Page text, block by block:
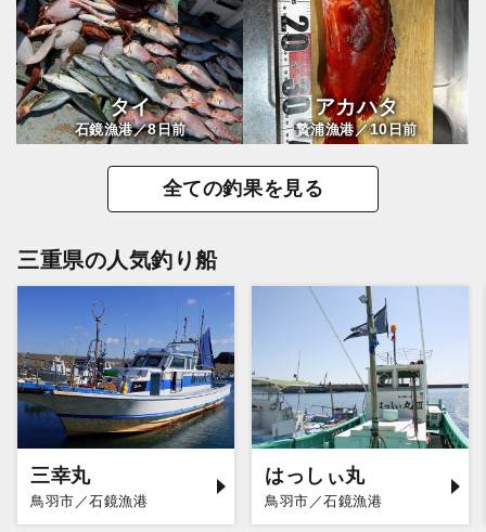
タイ
石鏡漁港／8日前
アカハタ
贄浦漁港／10日前
全ての釣果を見る
三重県の人気釣り船
三幸丸
鳥羽市／石鏡漁港
はっしぃ丸
鳥羽市／石鏡漁港